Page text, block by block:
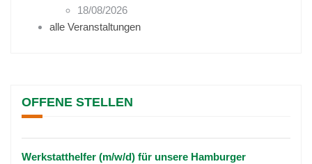
18/08/2026
alle Veranstaltungen
OFFENE STELLEN
Werkstatthelfer (m/w/d) für unsere Hamburger